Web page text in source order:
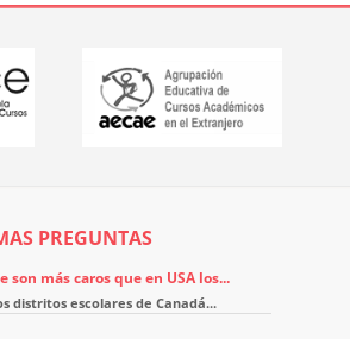
PREGUNTAS
son más caros que en USA los...
distritos escolares de Canadá...